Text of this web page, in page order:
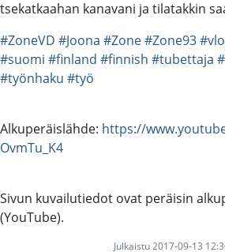
tsekatkaahan kanavani ja tilatakkin
#ZoneVD #Joona #Zone#Zone93
#suomi #finland #finnish #tubettaja
#työnhaku #työ
Alkuperäislähde: https://
OvmTu_K4
Sivun kuvailutiedot ovat peräisin
(YouTube).
Julkaistu 2017-09-13